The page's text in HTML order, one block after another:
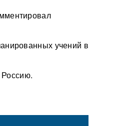
учений в